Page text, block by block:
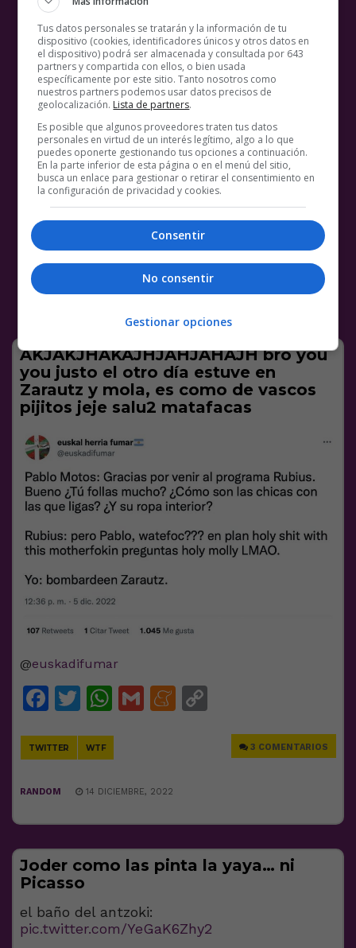
AKJAKJHAKAJHJAHJAHAJH bro you
you justo el otro día estuve en
Zarautz y mola, es como de vascos
pijitos jeje salu2 matafacas
@euskadifumar
Facebook
Twitter
WhatsApp
GmailMeneame
TWITTER WTF 3 COMENTARIOS
RANDOM 14 DICIEMBRE, 2022
Joder como las pinta la yaya… ni
Picasso
el baño del antzoki:
pic.twitter.com/YeGaK6Zhy2
Tus datos personales se tratarán y la información de tu
dispositivo (cookies, identificadores únicos y otros datos en
el dispositivo) podrá ser almacenada y consultada por 643
partners y compartida con ellos, o bien usada
específicamente por este sitio. Tanto nosotros como
nuestros partners podemos usar datos precisos de
geolocalización. Lista de partners.
Es posible que algunos proveedores traten tus datos
personales en virtud de un interés legítimo, algo a lo que
puedes oponerte gestionando tus opciones a continuación.
En la parte inferior de esta página o en el menú del sitio,
busca un enlace para gestionar o retirar el consentimiento en
la configuración de privacidad y cookies.
Consentir
No consentir
Gestionar opciones